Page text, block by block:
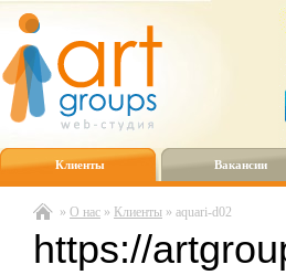
Клиенты Вакансии
» О нас » Клиенты » aquari-d02
https://